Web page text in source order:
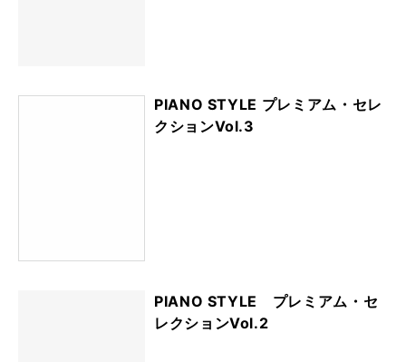
PIANO STYLE プレミアム・セレ
クションVol.3
PIANO STYLE プレミアム・セ
レクションVol.2